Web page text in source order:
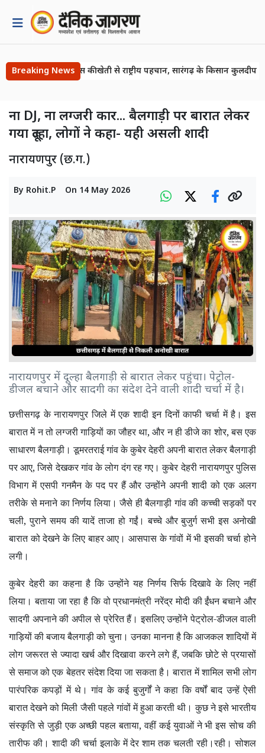
Breaking Newsमिलेट्स की खेती से राष्ट्रीय पहचान, सारंगढ़ के किसान कुलदीप पटेल
ना DJ, ना लग्जरी कार... बैलगाड़ी पर बारात लेकर
गया दूल्हा, लोगों ने कहा- यही असली शादी
नारायणपुर (छ.ग.)
By Rohit.P On 14 May 2026
नारायणपुर में दूल्हा बैलगाड़ी से बारात लेकर पहुंचा। पेट्रोल-
डीजल बचाने और सादगी का संदेश देने वाली शादी चर्चा में है।
छत्तीसगढ़ के नारायणपुर जिले में एक शादी इन दिनों काफी चर्चा में है। इस
बारात में न तो लग्जरी गाड़ियों का जौहर था,और न ही डीजे का शोर,बस एक
साधारण बैलगाड़ी। डूमरतराई गांव के कुबेर देहरी अपनी बारात लेकर बैलगाड़ी
पर आए,जिसे देखकर गांव के लोग दंग रह गए। कुबेर देहरी नारायणपुर पुलिस
विभाग में एसपी गनमैन के पद पर हैं और उन्होंने अपनी शादी को एक अलग
तरीके से मनाने का निर्णय लिया। जैसे ही बैलगाड़ी गांव की कच्ची सड़कों पर
चली,पुराने समय की यादें ताजा हो गईं। बच्चे और बुजुर्ग सभी इस अनोखी
बारात को देखने के लिए बाहर आए। आसपास के गांवों में भी इसकी चर्चा होने
लगी।
कुबेर देहरी का कहना है कि उन्होंने यह निर्णय सिर्फ दिखावे के लिए नहीं
लिया। बताया जा रहा है कि वो प्रधानमंत्री नरेंद्र मोदी की ईंधन बचाने और
सादगी अपनाने की अपील से प्रेरित हैं। इसलिए उन्होंने पेट्रोल-डीजल वाली
गाड़ियों की बजाय बैलगाड़ी को चुना। उनका मानना है कि आजकल शादियों में
लोग जरूरत से ज्यादा खर्च और दिखावा करने लगे हैं,जबकि छोटे से प्रयासों
से समाज को एक बेहतर संदेश दिया जा सकता है। बारात में शामिल सभी लोग
पारंपरिक कपड़ों में थे। गांव के कई बुजुर्गों ने कहा कि वर्षों बाद उन्हें ऐसी
बारात देखने को मिली जैसी पहले गांवों में हुआ करती थी। कुछ ने इसे भारतीय
संस्कृति से जुड़ी एक अच्छी पहल बताया,वहीं कई युवाओं ने भी इस सोच की
तारीफ की। शादी की चर्चा इलाके में देर शाम तक चलती रही।रही। सोशल